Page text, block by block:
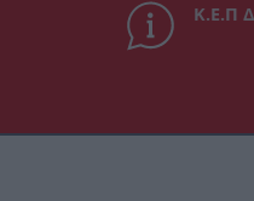
Κ.Ε.Π